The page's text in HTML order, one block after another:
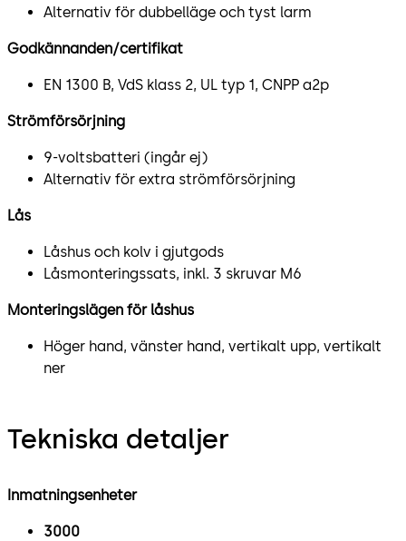
Alternativ för dubbelläge och tyst larm
Godkännanden/certifikat
EN 1300 B, VdS klass 2, UL typ 1, CNPP a2p
Strömförsörjning
9-voltsbatteri (ingår ej)
Alternativ för extra strömförsörjning
Lås
Låshus och kolv i gjutgods
Låsmonteringssats, inkl. 3 skruvar M6
Monteringslägen för låshus
Höger hand, vänster hand, vertikalt upp, vertikalt
ner
Tekniska detaljer
Inmatningsenheter
3000